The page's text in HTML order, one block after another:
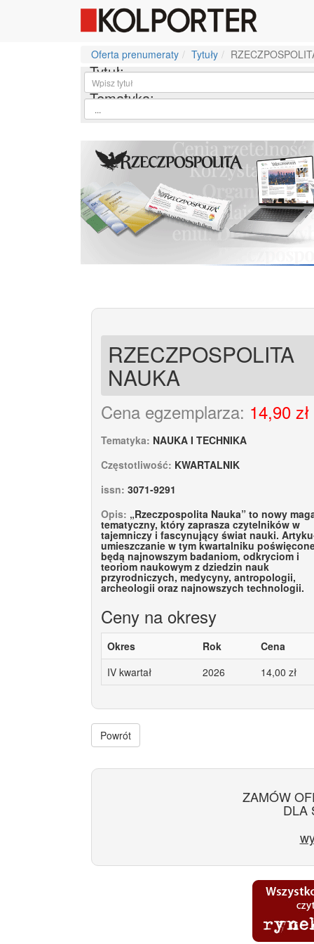
Oferta prenumeraty Tytuły
Tytuł:
Tematyka:
RZECZPOSPOLITA
NAUKA
Cena egzemplarza: 14,90 zł
Tematyka: NAUKA I TECHNIKA
Częstotliwość: KWARTALNIK
issn: 3071-9291
Opis: „Rzeczpospolita Nauka” to nowy
tematyczny, który zaprasza czytelników w
tajemniczy i fascynujący świat nauki.
umieszczanie w tym kwartalniku
będą najnowszym badaniom, odkryciom i
teoriom naukowym z dziedzin nauk
przyrodniczych, medycyny, antropologii,
archeologii oraz najnowszych technologii.
Ceny na okresy
Okres Rok
Cena
IV kwartał
2026 14,00 zł
Powrót
ZAMÓW
DLA